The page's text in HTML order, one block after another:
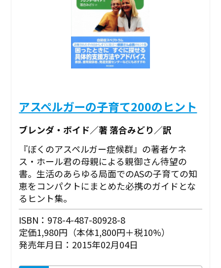
アスペルガーの子育て200のヒント
ブレンダ・ボイド／著 落合みどり／訳
『ぼくのアスペルガー症候群』の著者ケネ
ス・ホール君の母親による親御さん待望の
書。生活のあらゆる局面でのASの子育ての知
恵をコンパクトにまとめた必携のガイドとな
るヒント集。
ISBN：978-4-487-80928-8
定価1,980円（本体1,800円＋税10%）
発売年月日：2015年02月04日